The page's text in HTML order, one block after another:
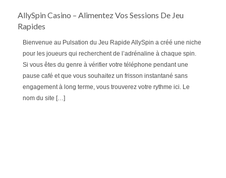
AllySpin Casino – Alimentez Vos Sessions De Jeu
Rapides
Bienvenue au Pulsation du Jeu Rapide AllySpin a créé une niche
pour les joueurs qui recherchent de l’adrénaline à chaque spin.
Si vous êtes du genre à vérifier votre téléphone pendant une
pause café et que vous souhaitez un frisson instantané sans
engagement à long terme, vous trouverez votre rythme ici. Le
nom du site […]